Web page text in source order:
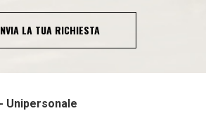
LA TUA RICHIESTA
Unipersonale